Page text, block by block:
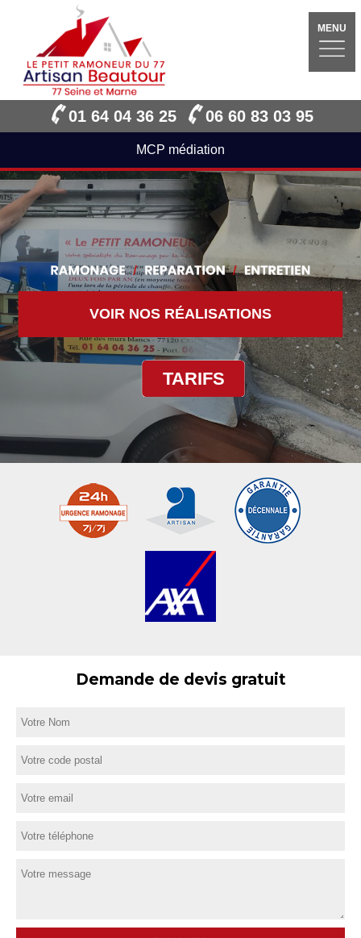
MENU
01 64 04 36 25 06 60 83 03 95
MCP médiation
VOIR NOS RÉALISATIONS
TARIFS
Demande de devis gratuit